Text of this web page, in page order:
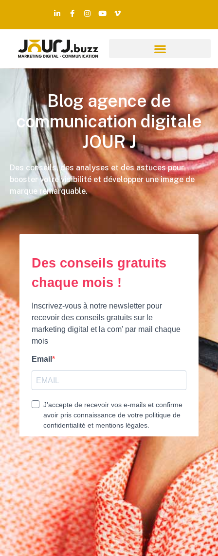
Blog agence de
communication digitale
JOUR J
Des conseils, des analyses et des astuces pour
booster votre visibilité et développer une image de
marque remarquable.